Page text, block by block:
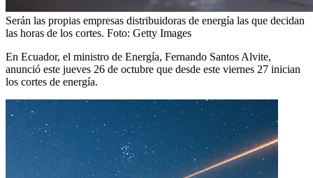
Serán las propias empresas distribuidoras de energía las que decidan
las horas de los cortes. Foto: Getty Images
En Ecuador, el ministro de Energía, Fernando Santos Alvite,
anunció este jueves 26 de octubre que desde este viernes 27 inician
los cortes de energía.